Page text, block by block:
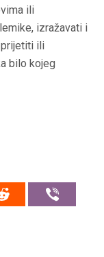
ili
izražavati i
prijetiti ili
bilo kojeg